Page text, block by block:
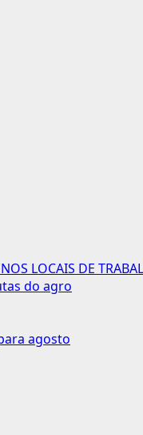
LOCAIS DE
do agro
agosto